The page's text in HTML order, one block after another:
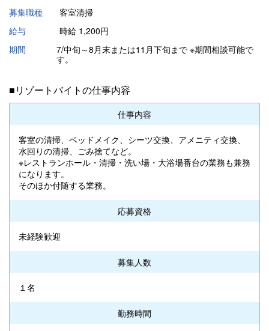
募集職種
客室清掃
給与
時給 1,200円
期間
7/中旬～8月末または11月下旬まで ※期間相談可能で
す。
■リゾートバイトの仕事内容
仕事内容
客室の清掃、ベッドメイク、シーツ交換、アメニティ交換、
水回りの清掃、ごみ捨てなど。
※レストランホール・清掃・洗い場・大浴場番台の業務も兼務
になります。
そのほか付随する業務。
応募資格
未経験歓迎
募集人数
１名
勤務時間